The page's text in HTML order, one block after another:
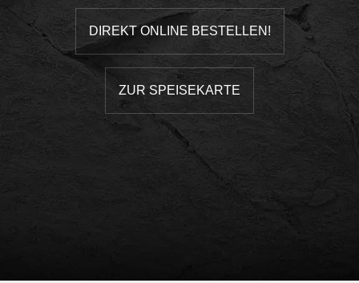
DIREKT ONLINE BESTELLEN!
ZUR SPEISEKARTE